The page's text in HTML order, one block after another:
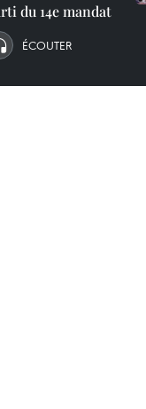
du 14e mandat
ÉCOUTER